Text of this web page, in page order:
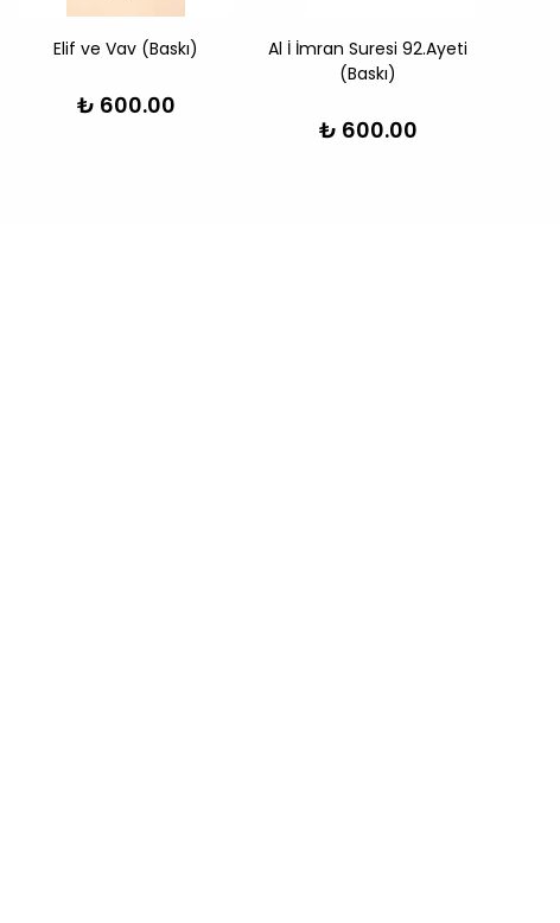
Elif ve Vav (Baskı)
₺ 600.00
Al İ İmran Suresi 92.Ayeti
(Baskı)
₺ 600.00